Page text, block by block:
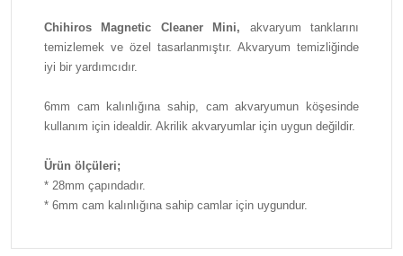
Chihiros Magnetic Cleaner Mini, akvaryum tanklarını
temizlemek ve özel tasarlanmıştır. Akvaryum temizliğinde
iyi bir yardımcıdır.
6mm cam kalınlığına sahip, cam akvaryumun köşesinde
kullanım için idealdir. Akrilik akvaryumlar için uygun değildir.
Ürün ölçüleri;
* 28mm çapındadır.
* 6mm cam kalınlığına sahip camlar için uygundur.